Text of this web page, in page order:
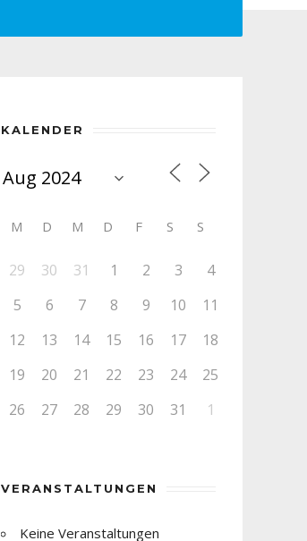
KALENDER
M D M D F S S
29 30 31 1 2 3
4
5
6 7 8 9 10
11
12
13 14 15 16 17
18
19
20 21 22 23 24
25
26
27 28 29 30 31 1
VERANSTALTUNGEN
Keine Veranstaltungen